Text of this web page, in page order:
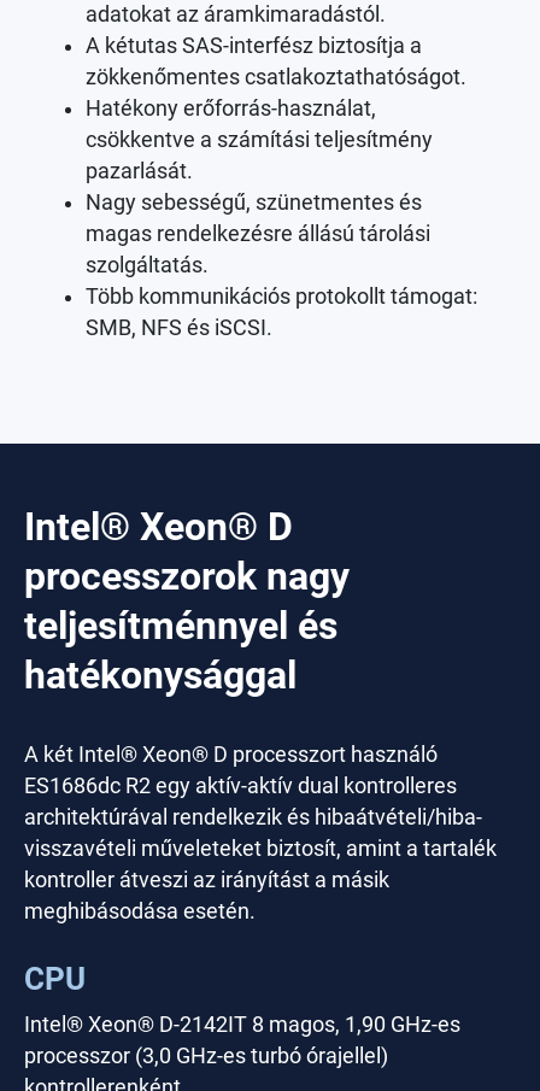
adatokat az áramkimaradástól.
A kétutas SAS-interfész biztosítja a
zökkenőmentes csatlakoztathatóságot.
Hatékony erőforrás-használat,
csökkentve a számítási teljesítmény
pazarlását.
Nagy sebességű, szünetmentes és
magas rendelkezésre állású tárolási
szolgáltatás.
Több kommunikációs protokollt támogat:
SMB, NFS és iSCSI.
Intel® Xeon® D
processzorok nagy
teljesítménnyel és
hatékonysággal
A két Intel® Xeon® D processzort használó
ES1686dc R2 egy aktív-aktív dual kontrolleres
architektúrával rendelkezik és hibaátvételi/hiba-
visszavételi műveleteket biztosít, amint a tartalék
kontroller átveszi az irányítást a másik
meghibásodása esetén.
CPU
Intel® Xeon® D-2142IT 8 magos, 1,90 GHz-es
processzor (3,0 GHz-es turbó órajellel)